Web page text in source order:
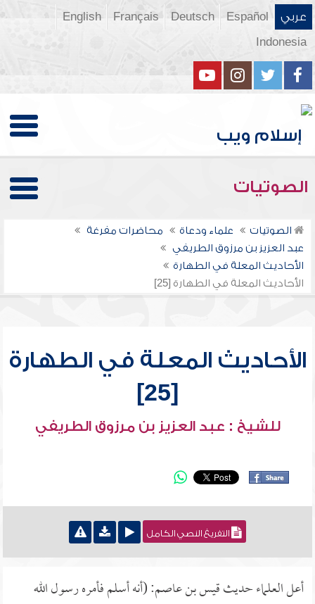
عربي Español
Deutsch
Français
English
Indonesia
الصوتيات
الصوتيات علماء ودعاة
محاضرات مفرغة
عبد العزيز بن مرزوق الطريفي
الأحاديث المعلة في الطهارة
الأحاديث المعلة في الطهارة [25]
الأحاديث المعلة في الطهارة
[25]
للشيخ : عبد العزيز بن مرزوق الطريفي
التفريغ النصي الكامل
أعل العلماء حديث قيس بن عاصم: (أنه أسلم فأمره رسول الله